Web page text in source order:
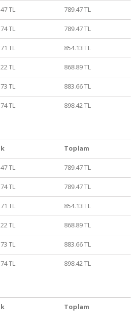
TL 789.47 TL
TL 789.47 TL
TL 854.13 TL
TL 868.89 TL
TL 883.66 TL
TL 898.42 TL
Toplam
TL 789.47 TL
TL 789.47 TL
TL 854.13 TL
TL 868.89 TL
TL 883.66 TL
TL 898.42 TL
Toplam